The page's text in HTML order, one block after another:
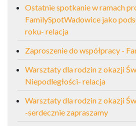
Ostatnie spotkanie w ramach
FamilySpotWadowice jako
roku- relacja
Zaproszenie do współpracy -
Warsztaty dla rodzin z okazji
Niepodległości- relacja
Warsztaty dla rodzin z okazji
-serdecznie zapraszamy